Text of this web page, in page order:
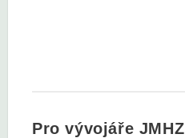
Pro vývojáře JMHZ